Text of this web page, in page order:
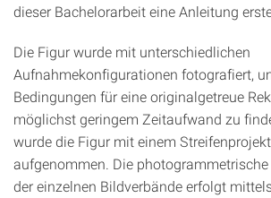
dieser Bachelorarbeit eine Anleitung
Die Figur wurde mit unterschiedlichen
Aufnahmekonfigurationen fotografiert,
Bedingungen für eine originalgetreue
möglichst geringem Zeitaufwand zu
wurde die Figur mit einem
aufgenommen. Die
der einzelnen Bildverbände erfolgt